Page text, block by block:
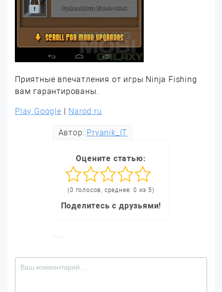
Приятные впечатления от игры Ninja Fishing
вам гарантированы.
Play Google | Narod.ru
Автор: Pryanik_IT
Оцените статью:
(0 голосов, среднее: 0 из 5)
Поделитесь с друзьями!